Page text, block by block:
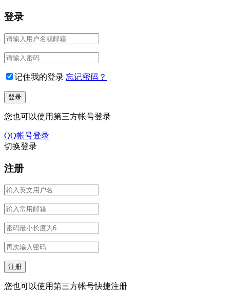
登录
记住我的登录 忘记密码？
您也可以使用第三方帐号登录
QQ帐号登录
切换登录
注册
您也可以使用第三方帐号快捷注册